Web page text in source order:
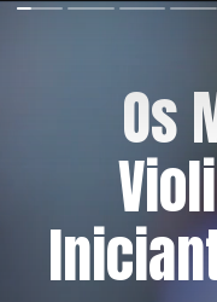
Os